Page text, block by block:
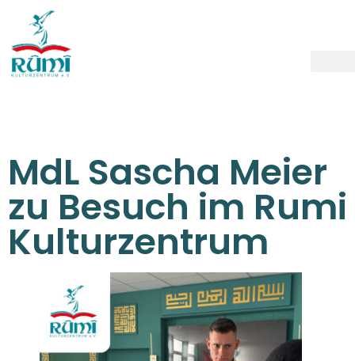
MdL Sascha Meier
zu Besuch im Rumi
Kulturzentrum